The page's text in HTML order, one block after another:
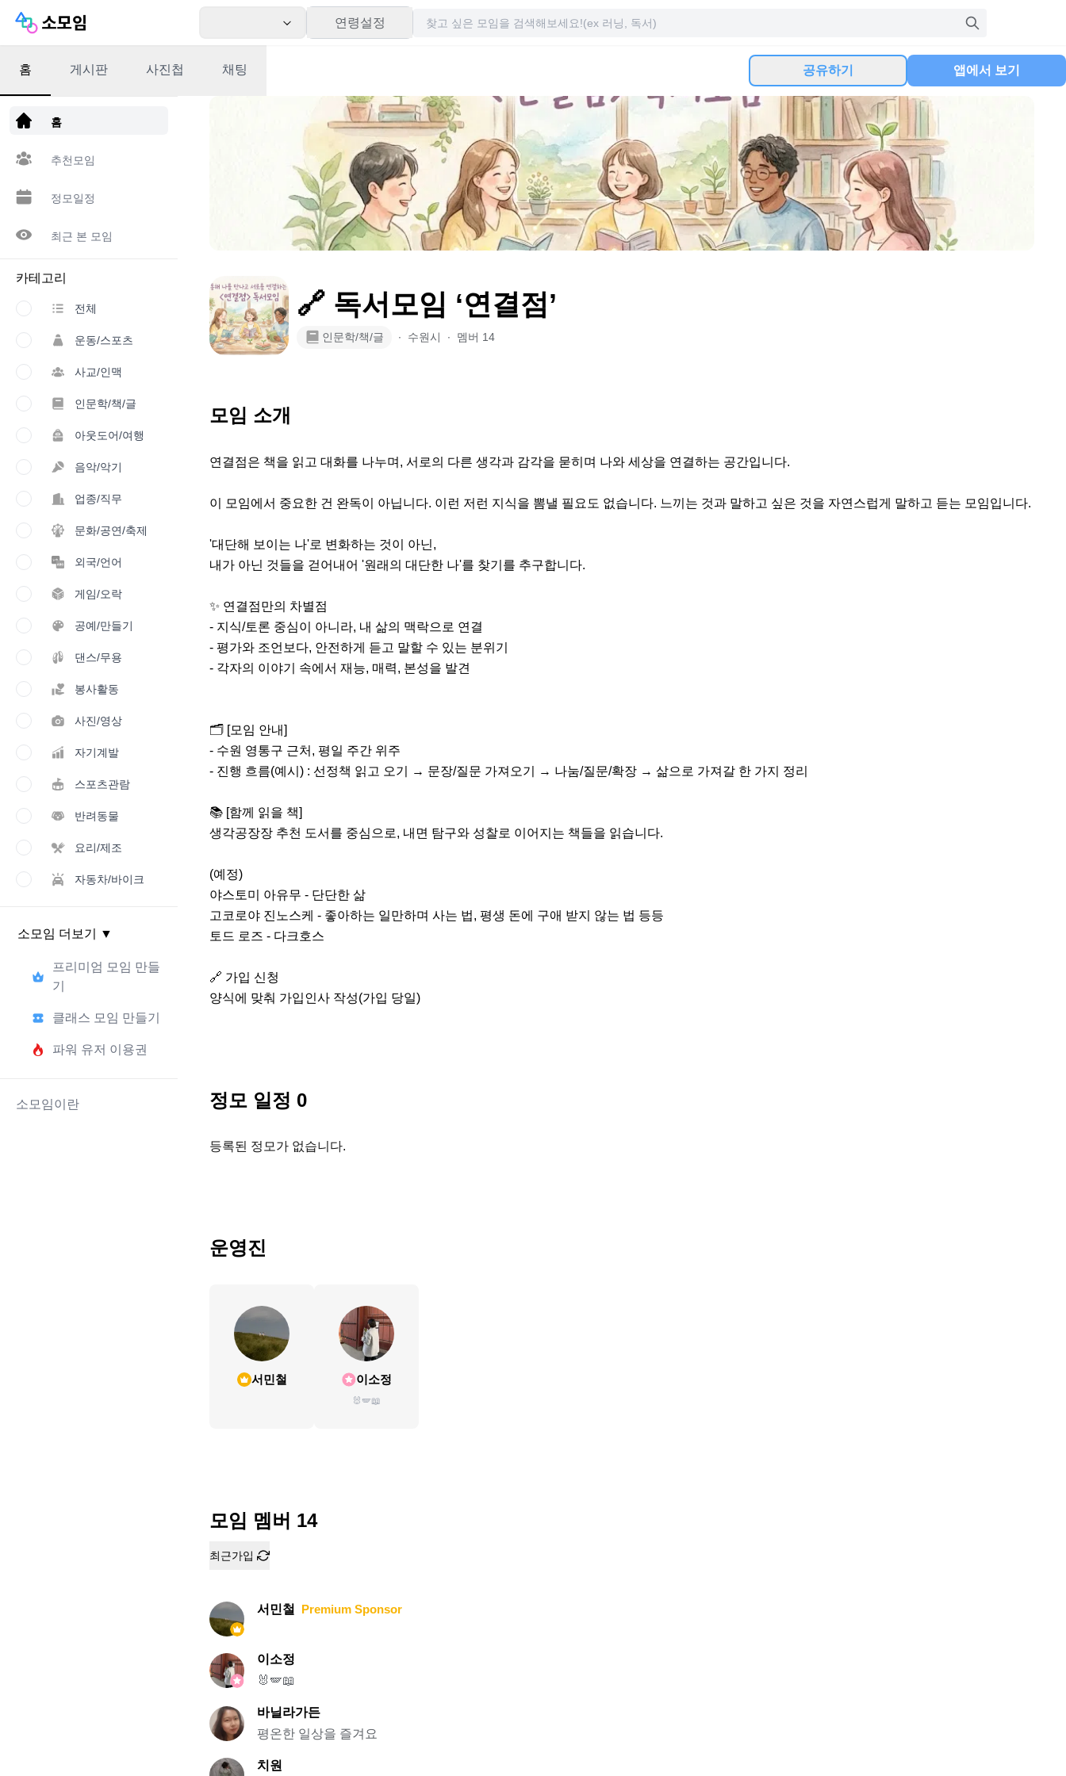
연령설정
앱 다운로드
홈
추천모임
정모일정
최근 본 모임
카테고리
전체
운동/스포츠
사교/인맥
인문학/책/글
아웃도어/여행
음악/악기
업종/직무
문화/공연/축제
외국/언어
게임/오락
공예/만들기
댄스/무용
봉사활동
사진/영상
자기계발
스포츠관람
반려동물
요리/제조
자동차/바이크
소모임 더보기 ▼
프리미엄 모임 만들
기
클래스 모임 만들기
파워 유저 이용권
소모임이란
홈 게시판 사진첩 채팅 공유하기 앱에서 보기
🔗 독서모임 ‘연결점’
인문학/책/글 ∙ 수원시 ∙ 멤버 14
모임 소개
연결점은 책을 읽고 대화를 나누며, 서로의 다른 생각과 감각을 묻히며 나와 세상을 연결하는 공간입니다.
이 모임에서 중요한 건 완독이 아닙니다. 이런 저런 지식을 뽐낼 필요도 없습니다. 느끼는 것과 말하고 싶은 것을 자연스럽게 말하고 듣는 모임입니다.
'대단해 보이는 나'로 변화하는 것이 아닌,
내가 아닌 것들을 걷어내어 '원래의 대단한 나'를 찾기를 추구합니다.
✨ 연결점만의 차별점
- 지식/토론 중심이 아니라, 내 삶의 맥락으로 연결
- 평가와 조언보다, 안전하게 듣고 말할 수 있는 분위기
- 각자의 이야기 속에서 재능, 매력, 본성을 발견
🗂️ [모임 안내]
- 수원 영통구 근처, 평일 주간 위주
- 진행 흐름(예시) : 선정책 읽고 오기 → 문장/질문 가져오기 → 나눔/질문/확장 → 삶으로 가져갈 한 가지 정리
📚 [함께 읽을 책]
생각공장장 추천 도서를 중심으로, 내면 탐구와 성찰로 이어지는 책들을 읽습니다.
(예정)
야스토미 아유무 - 단단한 삶
고코로야 진노스케 - 좋아하는 일만하며 사는 법, 평생 돈에 구애 받지 않는 법 등등
토드 로즈 - 다크호스
🔗 가입 신청
양식에 맞춰 가입인사 작성(가입 당일)
정모 일정 0
등록된 정모가 없습니다.
운영진
서민철 이소정
🐰🪽📖
모임 멤버 14
최근가입
서민철 Premium Sponsor
이소정
🐰🪽📖
바닐라가든
평온한 일상을 즐겨요
치원